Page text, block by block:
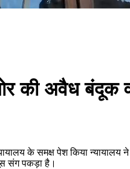
की अवैध बंदूक
के समक्ष पेश किया न्यायालय
संग पकड़ा है।